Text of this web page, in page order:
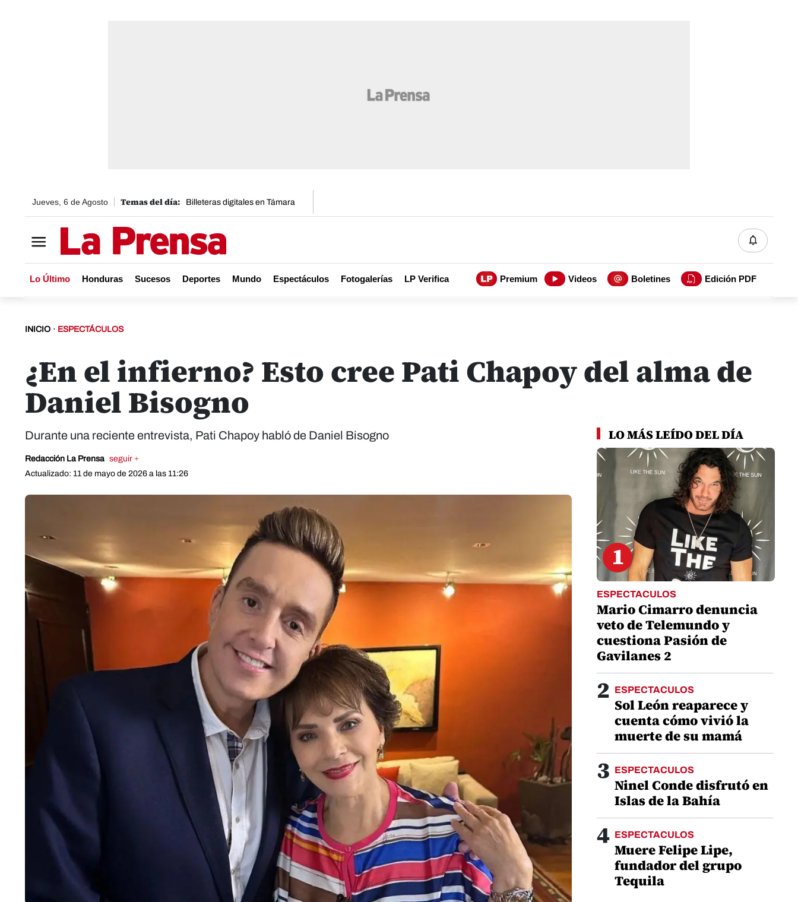
Jueves, 6 de Agosto Billeteras digitales en Támara
Lo Último Honduras Sucesos Deportes Mundo Espectáculos Fotogalerías LP Verifica Premium Videos Boletines Edición PDF
INICIO · ESPECTÁCULOS
¿En el infierno? Esto cree Pati Chapoy del alma de
Daniel Bisogno
Durante una reciente entrevista, Pati Chapoy habló de Daniel Bisogno
Redacción La Prensa seguir +
Actualizado: 11 de mayo de 2026 a las 11:26
LO MÁS LEÍDO DEL DÍA
1
ESPECTACULOS
Mario Cimarro denuncia
veto de Telemundo y
cuestiona Pasión de
Gavilanes 2
2 ESPECTACULOS
Sol León reaparece y
cuenta cómo vivió la
muerte de su mamá
3 ESPECTACULOS
Ninel Conde disfrutó en
Islas de la Bahía
4 ESPECTACULOS
Muere Felipe Lipe,
fundador del grupo
Tequila